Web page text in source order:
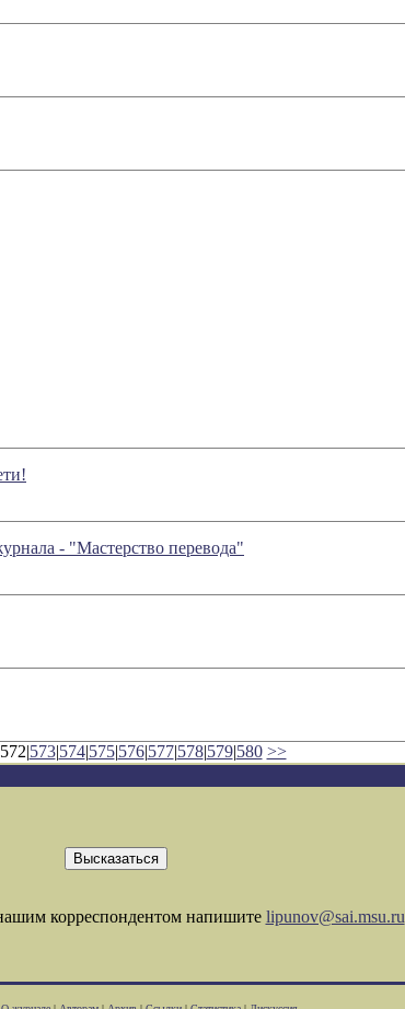
- "Мастерство перевода"
573|574|575|576|577|578|579|580 >>
корреспондентом напишите lipunov@sai.msu.ru